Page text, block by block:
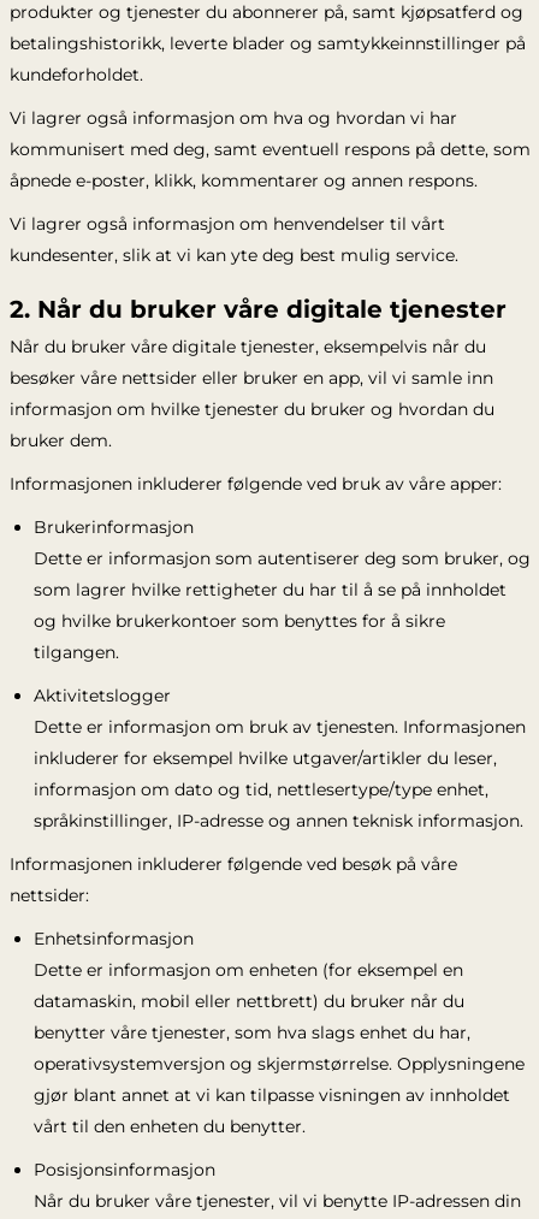
produkter og tjenester du abonnerer på, samt kjøpsatferd og
betalingshistorikk, leverte blader og samtykkeinnstillinger på
kundeforholdet.
Vi lagrer også informasjon om hva og hvordan vi har
kommunisert med deg, samt eventuell respons på dette, som
åpnede e-poster, klikk, kommentarer og annen respons.
Vi lagrer også informasjon om henvendelser til vårt
kundesenter, slik at vi kan yte deg best mulig service.
2. Når du bruker våre digitale tjenester
Når du bruker våre digitale tjenester, eksempelvis når du
besøker våre nettsider eller bruker en app, vil vi samle inn
informasjon om hvilke tjenester du bruker og hvordan du
bruker dem.
Informasjonen inkluderer følgende ved bruk av våre apper:
Brukerinformasjon
Dette er informasjon som autentiserer deg som bruker, og
som lagrer hvilke rettigheter du har til å se på innholdet
og hvilke brukerkontoer som benyttes for å sikre
tilgangen.
Aktivitetslogger
Dette er informasjon om bruk av tjenesten. Informasjonen
inkluderer for eksempel hvilke utgaver/artikler du leser,
informasjon om dato og tid, nettlesertype/type enhet,
språkinstillinger, IP-adresse og annen teknisk informasjon.
Informasjonen inkluderer følgende ved besøk på våre
nettsider:
Enhetsinformasjon
Dette er informasjon om enheten (for eksempel en
datamaskin, mobil eller nettbrett) du bruker når du
benytter våre tjenester, som hva slags enhet du har,
operativsystemversjon og skjermstørrelse. Opplysningene
gjør blant annet at vi kan tilpasse visningen av innholdet
vårt til den enheten du benytter.
Posisjonsinformasjon
Når du bruker våre tjenester, vil vi benytte IP-adressen din